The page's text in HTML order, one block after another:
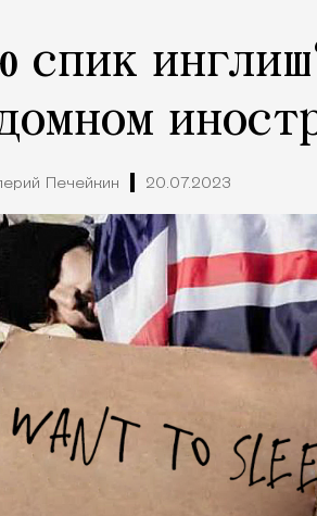
спик
Печейкин 20.07.2023